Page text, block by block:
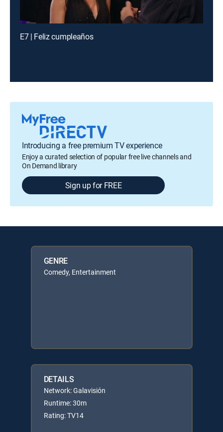
E7 | Feliz cumpleaños
Introducing a free premium TV experience
Enjoy a curated selection of popular free live channels and
On Demand library
Sign up for FREE
GENRE
Comedy, Entertainment
DETAILS
Network: Galavisión
Runtime: 30m
Rating: TV14